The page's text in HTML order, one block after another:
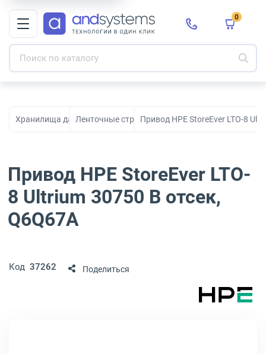
0
Хранилища данныхЛенточные стримерыПривод HPE StoreEver LTO-8
Привод HPE StoreEver LTO-
8 Ultrium 30750 В отсек,
Q6Q67A
Код 37262 Поделиться